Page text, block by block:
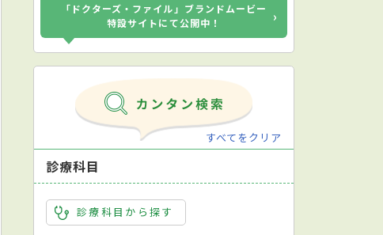
「ドクターズ・ファイル」ブランドムービー
特設サイトにて公開中！
›
すべてをクリア
診療科目
診療科目から探す